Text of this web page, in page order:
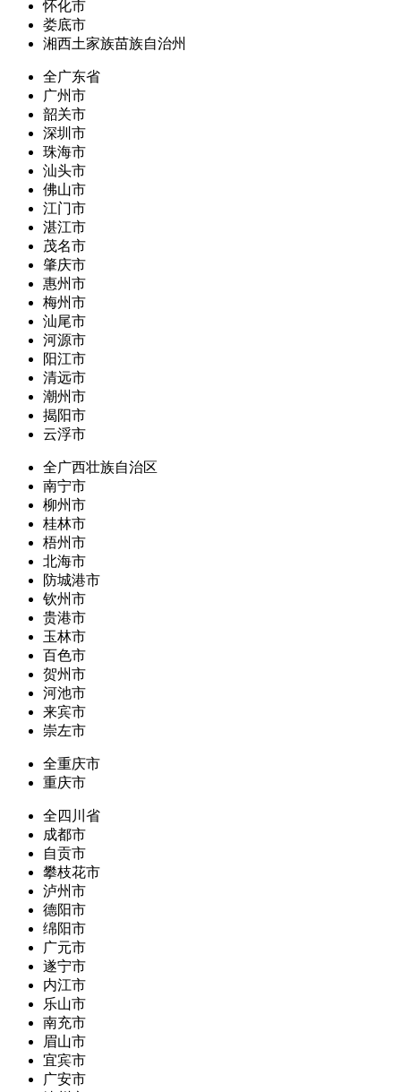
怀化市
娄底市
湘西土家族苗族自治州
全广东省
广州市
韶关市
深圳市
珠海市
汕头市
佛山市
江门市
湛江市
茂名市
肇庆市
惠州市
梅州市
汕尾市
河源市
阳江市
清远市
潮州市
揭阳市
云浮市
全广西壮族自治区
南宁市
柳州市
桂林市
梧州市
北海市
防城港市
钦州市
贵港市
玉林市
百色市
贺州市
河池市
来宾市
崇左市
全重庆市
重庆市
全四川省
成都市
自贡市
攀枝花市
泸州市
德阳市
绵阳市
广元市
遂宁市
内江市
乐山市
南充市
眉山市
宜宾市
广安市